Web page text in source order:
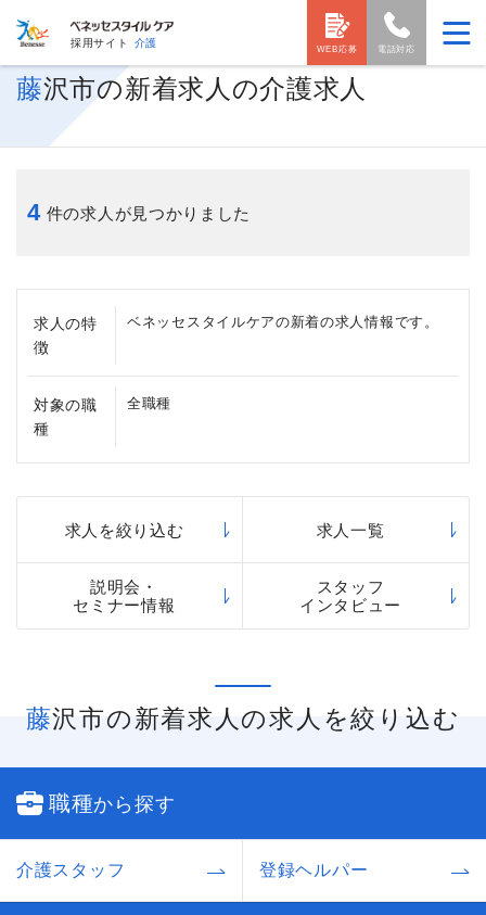
採用サイト 介護
電話対応
WEB応募
藤沢市の新着求人の介護求人
4 件の求人が見つかりました
求人の特
徴
ベネッセスタイルケアの新着の求人情報です。
対象の職
種
全職種
求人を絞り込む 求人一覧
説明会・
セミナー情報
スタッフ
インタビュー
藤沢市の新着求人の求人を絞り込む
職種から探す
介護スタッフ 登録ヘルパー